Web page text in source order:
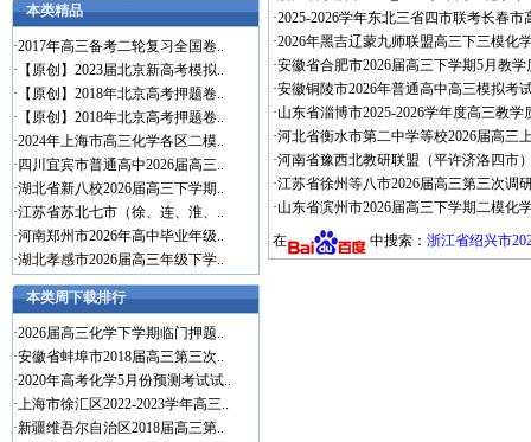
本类精品
·2017年高三备考二轮复习全国卷..
· 【原创】2023届北京新高考模拟..
· 【原创】2018年北京高考押题卷..
· 【原创】2018年北京高考押题卷..
·2024年上海市高三化学各区二模..
· 四川宜宾市普通高中2026届高三..
·湖北省新八校2026届高三下学期..
·江苏省苏北七市（徐、连、淮、..
·河南郑州市2026年高中毕业年级..
·湖北孝感市2026届高三年级下学..
本类周下载排行
·2026届高三化学下学期临门押题..
·安徽省蚌埠市2018届高三第三次..
·2020年高考化学5月份预测考试试..
·上海市徐汇区2022-2023学年高三..
·新疆维吾尔自治区2018届高三第..
·2025-2026学年东北三省四市联考长春
·2026年黑吉辽蒙九师联盟高三下三模化
·安徽省合肥市2026届高三下学期5月教
·安徽铜陵市2026年普通高中高三模拟考
·山东省淄博市2025-2026学年度高三教
·河北省衡水市第二中学等校2026届高三
·河南省豫西北教研联盟（平许济洛四市
·江苏省徐州等八市2026届高三第三次调
·山东省滨州市2026届高三下学期二模化
在
中搜索： 浙江省绍兴市